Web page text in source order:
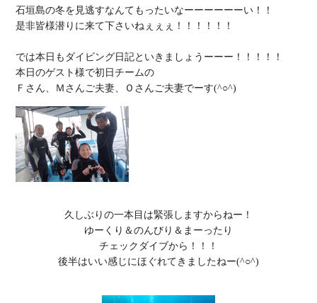
石垣島の冬を見逃すなんてもったいなーーーーーーい！！
是非皆様潜りに来て下さいねぇぇぇ！！！！！！
では本日もダイビング日記といきましょうーーー！！！！！
本日のゲスト様で初日チームの
久しぶりの一本目は緊張しますからねー！
ゆーくり＆のんびり＆まーったり
チェックダイブから！！！
後半はいい感じにほぐれてきましたねー(^○^)